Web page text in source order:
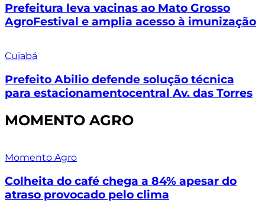
Prefeitura leva vacinas ao Mato Grosso
AgroFestival e amplia acesso à imunização
Cuiabá
Prefeito Abilio defende solução técnica
para estacionamentocentral Av. das Torres
MOMENTO AGRO
Momento Agro
Colheita do café chega a 84% apesar do
atraso provocado pelo clima